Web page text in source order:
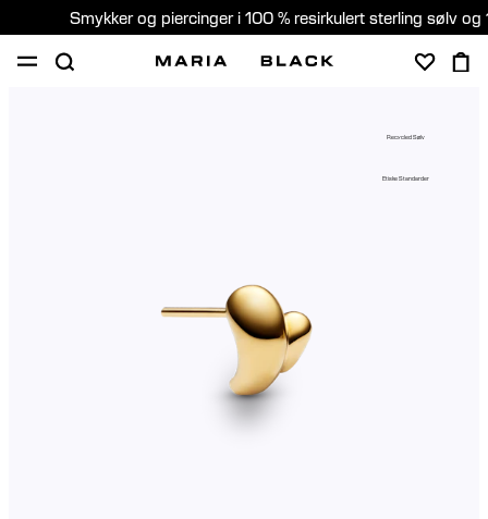
Smykker og piercinger i 100 % resirkulert sterling sølv og
Recycled Sølv
Etiske Standarder